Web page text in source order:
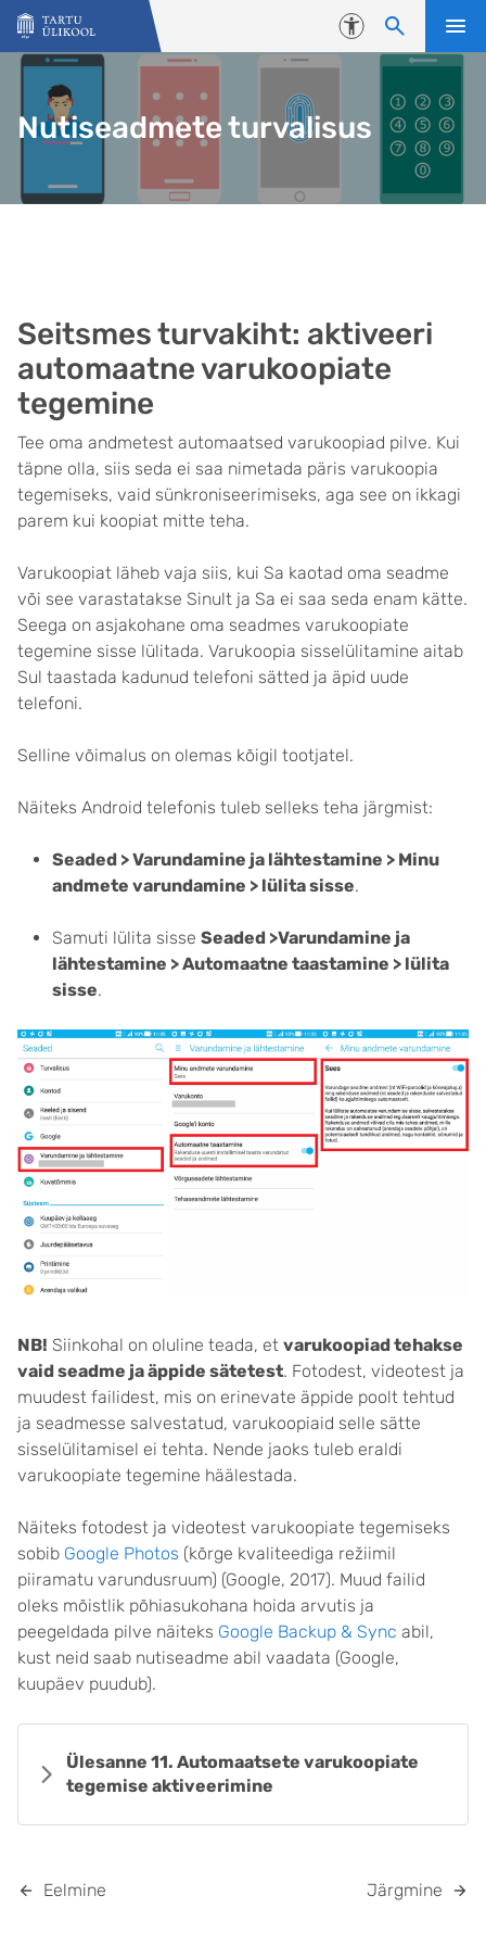
Liigu edasi põhisisu juurde
Juurdepääsetavus
Nutiseadmete turvalisus
Seitsmes turvakiht: aktiveeri
automaatne varukoopiate
tegemine
Tee oma andmetest automaatsed varukoopiad pilve. Kui
täpne olla, siis seda ei saa nimetada päris varukoopia
tegemiseks, vaid sünkroniseerimiseks, aga see on ikkagi
parem kui koopiat mitte teha.
Varukoopiat läheb vaja siis, kui Sa kaotad oma seadme
või see varastatakse Sinult ja Sa ei saa seda enam kätte.
Seega on asjakohane oma seadmes varukoopiate
tegemine sisse lülitada. Varukoopia sisselülitamine aitab
Sul taastada kadunud telefoni sätted ja äpid uude
telefoni.
Selline võimalus on olemas kõigil tootjatel.
Näiteks Android telefonis tuleb selleks teha järgmist:
Seaded > Varundamine ja lähtestamine > Minu
andmete varundamine > lülita sisse.
Samuti lülita sisse Seaded >Varundamine ja
lähtestamine > Automaatne taastamine > lülita
sisse.
NB! Siinkohal on oluline teada, et varukoopiad tehakse
vaid seadme ja äppide sätetest. Fotodest, videotest ja
muudest failidest, mis on erinevate äppide poolt tehtud
ja seadmesse salvestatud, varukoopiaid selle sätte
sisselülitamisel ei tehta. Nende jaoks tuleb eraldi
varukoopiate tegemine häälestada.
Näiteks fotodest ja videotest varukoopiate tegemiseks
sobib Google Photos (kõrge kvaliteediga režiimil
piiramatu varundusruum) (Google, 2017). Muud failid
oleks mõistlik põhiasukohana hoida arvutis ja
peegeldada pilve näiteks Google Backup & Sync abil,
kust neid saab nutiseadme abil vaadata (Google,
kuupäev puudub).
Ülesanne 11. Automaatsete varukoopiate
tegemise aktiveerimine
Eelmine Järgmine